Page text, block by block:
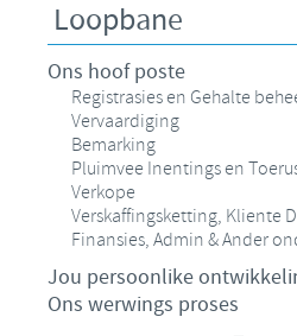
Loopbane
Ons hoof poste
Registrasies en Gehalte
Vervaardiging
Bemarking
Pluimvee Inentings en
Verkope
Verskaffingsketting, Kliente
Finansies, Admin & Ander
Jou persoonlike
Ons werwings proses